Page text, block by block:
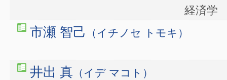
経済
市瀬 智己 （イチノセ トモキ）
井出 真 （イデ マコト）